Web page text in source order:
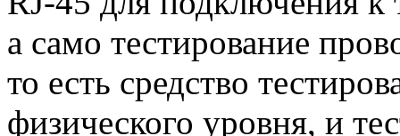
а само тестирование
то есть средство
физического уровня, и